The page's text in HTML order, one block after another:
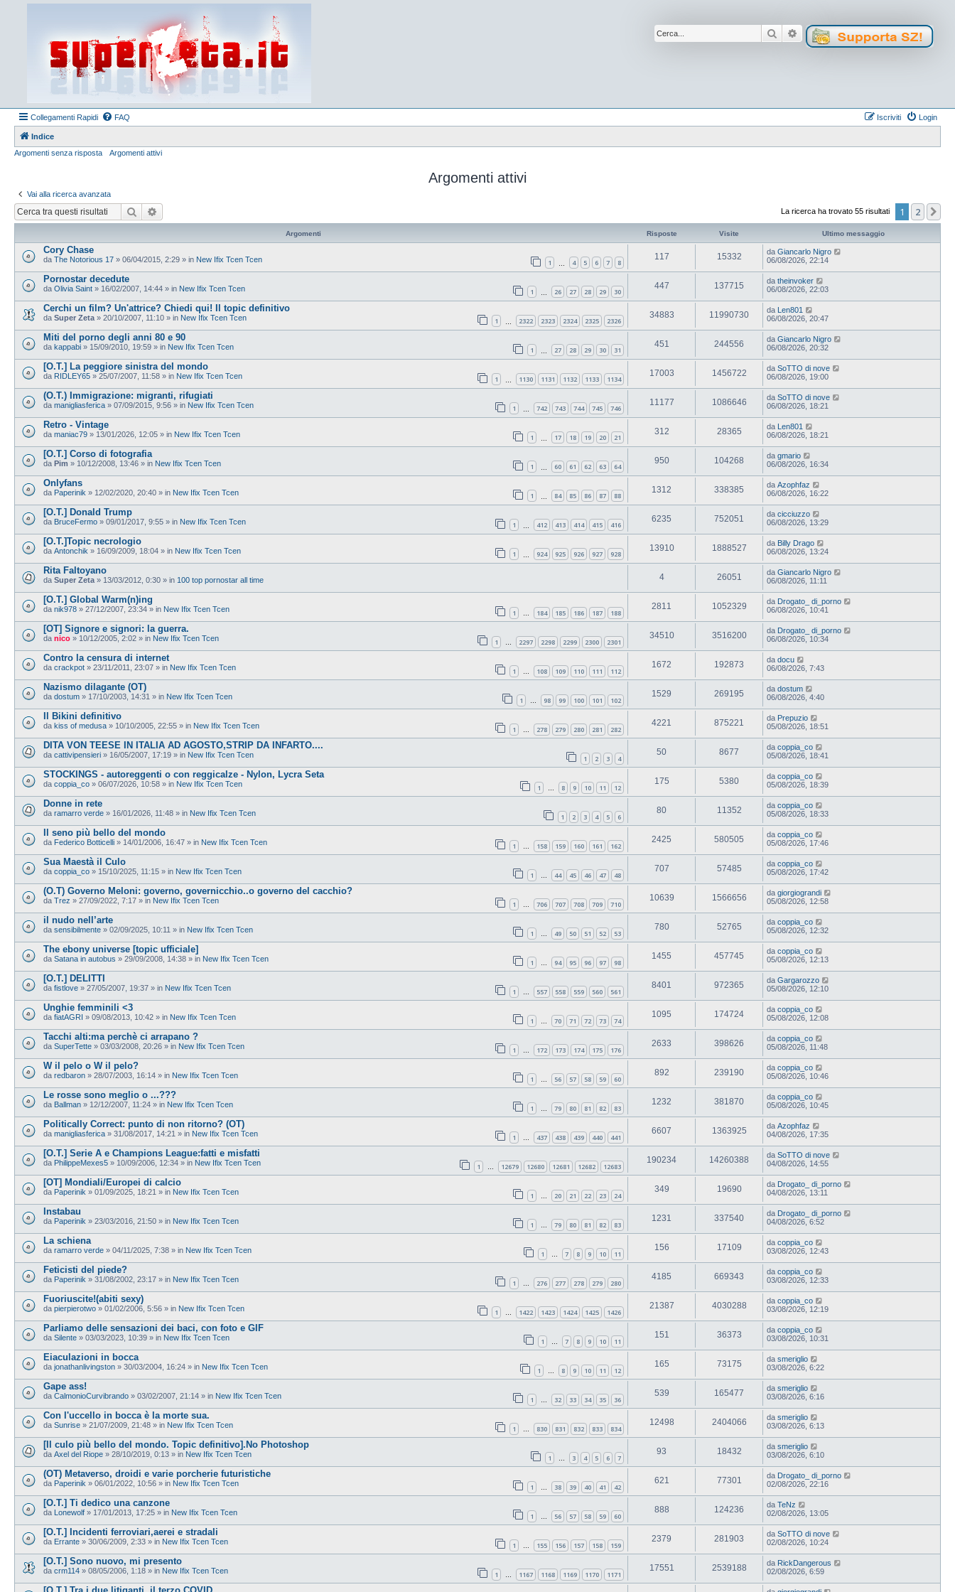
Cerca Ricerca avanzata
Collegamenti Rapidi FAQ Login
Iscriviti
Indice
Argomenti senza risposta
Argomenti attivi
Argomenti attivi
Vai alla ricerca avanzata
Cerca La ricerca ha trovato 55 risultati 1 2
Argomenti Risposte Visite Ultimo messaggio
Cory Chase
da The Notorious 17 » 06/04/2015, 2:29 » in New Ifix Tcen Tcen 1 4 5 6 7 8
117 15332 da Giancarlo Nigro
06/08/2026, 22:14
Pornostar decedute
da Olivia Saint » 16/02/2007, 14:44 » in New Ifix Tcen Tcen 1 26 27 28 29 30
447 137715 da theinvoker
06/08/2026, 22:03
Cerchi un film? Un'attrice? Chiedi qui! Il topic definitivo
da Super Zeta » 20/10/2007, 11:10 » in New Ifix Tcen Tcen 1 2322 2323 2324 2325 2326
34883 11990730 da Len801
06/08/2026, 20:47
Miti del porno degli anni 80 e 90
da kappabi » 15/09/2010, 19:59 » in New Ifix Tcen Tcen 1 27 28 29 30 31
451 244556 da Giancarlo Nigro
06/08/2026, 20:32
[O.T.] La peggiore sinistra del mondo
da RIDLEY65 » 25/07/2007, 11:58 » in New Ifix Tcen Tcen 1 1130 1131 1132 1133 1134
17003 1456722 da SoTTO di nove
06/08/2026, 19:00
(O.T.) Immigrazione: migranti, rifugiati
da manigliasferica » 07/09/2015, 9:56 » in New Ifix Tcen Tcen 1 742 743 744 745 746
11177 1086646 da SoTTO di nove
06/08/2026, 18:21
Retro - Vintage
da maniac79 » 13/01/2026, 12:05 » in New Ifix Tcen Tcen 1 17 18 19 20 21
312 28365 da Len801
06/08/2026, 18:21
[O.T.] Corso di fotografia
da Pim » 10/12/2008, 13:46 » in New Ifix Tcen Tcen 1 60 61 62 63 64
950 104268 da gmario
06/08/2026, 16:34
Onlyfans
da Paperinik » 12/02/2020, 20:40 » in New Ifix Tcen Tcen 1 84 85 86 87 88
1312 338385 da Azophfaz
06/08/2026, 16:22
[O.T.] Donald Trump
da BruceFermo » 09/01/2017, 9:55 » in New Ifix Tcen Tcen 1 412 413 414 415 416
6235 752051 da cicciuzzo
06/08/2026, 13:29
[O.T.]Topic necrologio
da Antonchik » 16/09/2009, 18:04 » in New Ifix Tcen Tcen 1 924 925 926 927 928
13910 1888527 da Billy Drago
06/08/2026, 13:24
Rita Faltoyano
da Super Zeta » 13/03/2012, 0:30 » in 100 top pornostar all time 4 26051 da Giancarlo Nigro
06/08/2026, 11:11
[O.T.] Global Warm(n)ing
da nik978 » 27/12/2007, 23:34 » in New Ifix Tcen Tcen 1 184 185 186 187 188
2811 1052329 da Drogato_ di_porno
06/08/2026, 10:41
[OT] Signore e signori: la guerra.
da nico » 10/12/2005, 2:02 » in New Ifix Tcen Tcen 1 2297 2298 2299 2300 2301
34510 3516200 da Drogato_ di_porno
06/08/2026, 10:34
Contro la censura di internet
da crackpot » 23/11/2011, 23:07 » in New Ifix Tcen Tcen 1 108 109 110 111 112
1672 192873 da docu
06/08/2026, 7:43
Nazismo dilagante (OT)
da dostum » 17/10/2003, 14:31 » in New Ifix Tcen Tcen 1 … 98 99 100 101 102
1529 269195 da dostum
06/08/2026, 4:40
Il Bikini definitivo
da kiss of medusa » 10/10/2005, 22:55 » in New Ifix Tcen Tcen 1 … 278 279 280 281 282
4221 875221 da Prepuzio
05/08/2026, 18:51
DITA VON TEESE IN ITALIA AD AGOSTO,STRIP DA INFARTO....
da cattivipensieri » 16/05/2007, 17:19 » in New Ifix Tcen Tcen 1 2 3 4
50 8677 da coppia_co
05/08/2026, 18:41
STOCKINGS - autoreggenti o con reggicalze - Nylon, Lycra Seta
da coppia_co » 06/07/2026, 10:58 » in New Ifix Tcen Tcen 1 … 8 9 10 11 12
175 5380 da coppia_co
05/08/2026, 18:39
Donne in rete
da ramarro verde » 16/01/2026, 11:48 » in New Ifix Tcen Tcen 1 2 3 4 5 6
80 11352 da coppia_co
05/08/2026, 18:33
Il seno più bello del mondo
da Federico Botticelli » 14/01/2006, 16:47 » in New Ifix Tcen Tcen 1 … 158 159 160 161 162
2425 580505 da coppia_co
05/08/2026, 17:46
Sua Maestà il Culo
da coppia_co » 15/10/2025, 11:15 » in New Ifix Tcen Tcen 1 … 44 45 46 47 48
707 57485 da coppia_co
05/08/2026, 17:42
(O.T) Governo Meloni: governo, governicchio..o governo del cacchio?
da Trez » 27/09/2022, 7:17 » in New Ifix Tcen Tcen 1 … 706 707 708 709 710
10639 1566656 da giorgiograndi
05/08/2026, 12:58
il nudo nell’arte
da sensibilmente » 02/09/2025, 10:11 » in New Ifix Tcen Tcen 1 … 49 50 51 52 53
780 52765 da coppia_co
05/08/2026, 12:32
The ebony universe [topic ufficiale]
da Satana in autobus » 29/09/2008, 14:38 » in New Ifix Tcen Tcen 1 … 94 95 96 97 98
1455 457745 da coppia_co
05/08/2026, 12:13
[O.T.] DELITTI
da fistlove » 27/05/2007, 19:37 » in New Ifix Tcen Tcen 1 … 557 558 559 560 561
8401 972365 da Gargarozzo
05/08/2026, 12:10
Unghie femminili <3
da fiatAGRI » 09/08/2013, 10:42 » in New Ifix Tcen Tcen 1 … 70 71 72 73 74
1095 174724 da coppia_co
05/08/2026, 12:08
Tacchi alti:ma perchè ci arrapano ?
da SuperTette » 03/03/2008, 20:26 » in New Ifix Tcen Tcen 1 … 172 173 174 175 176
2633 398626 da coppia_co
05/08/2026, 11:48
W il pelo o W il pelo?
da redbaron » 28/07/2003, 16:14 » in New Ifix Tcen Tcen 1 … 56 57 58 59 60
892 239190 da coppia_co
05/08/2026, 10:46
Le rosse sono meglio o ...???
da Ballman » 12/12/2007, 11:24 » in New Ifix Tcen Tcen 1 … 79 80 81 82 83
1232 381870 da coppia_co
05/08/2026, 10:45
Politically Correct: punto di non ritorno? (OT)
da manigliasferica » 31/08/2017, 14:21 » in New Ifix Tcen Tcen 1 … 437 438 439 440 441
6607 1363925 da Azophfaz
04/08/2026, 17:35
[O.T.] Serie A e Champions League:fatti e misfatti
da PhilippeMexes5 » 10/09/2006, 12:34 » in New Ifix Tcen Tcen 1 … 12679 12680 12681 12682 12683
190234 14260388 da SoTTO di nove
04/08/2026, 14:55
[OT] Mondiali/Europei di calcio
da Paperinik » 01/09/2025, 18:21 » in New Ifix Tcen Tcen 1 … 20 21 22 23 24
349 19690 da Drogato_ di_porno
04/08/2026, 13:11
Instabau
da Paperinik » 23/03/2016, 21:50 » in New Ifix Tcen Tcen 1 … 79 80 81 82 83
1231 337540 da Drogato_ di_porno
04/08/2026, 6:52
La schiena
da ramarro verde » 04/11/2025, 7:38 » in New Ifix Tcen Tcen 1 … 7 8 9 10 11
156 17109 da coppia_co
03/08/2026, 12:43
Feticisti del piede?
da Paperinik » 31/08/2002, 23:17 » in New Ifix Tcen Tcen 1 … 276 277 278 279 280
4185 669343 da coppia_co
03/08/2026, 12:33
Fuoriuscite!(abiti sexy)
da pierpierotwo » 01/02/2006, 5:56 » in New Ifix Tcen Tcen 1 … 1422 1423 1424 1425 1426
21387 4030288 da coppia_co
03/08/2026, 12:19
Parliamo delle sensazioni dei baci, con foto e GIF
da Silente » 03/03/2023, 10:39 » in New Ifix Tcen Tcen 1 … 7 8 9 10 11
151 36373 da coppia_co
03/08/2026, 10:31
Eiaculazioni in bocca
da jonathanlivingston » 30/03/2004, 16:24 » in New Ifix Tcen Tcen 1 … 8 9 10 11 12
165 73175 da smeriglio
03/08/2026, 6:22
Gape ass!
da CalmonioCurvibrando » 03/02/2007, 21:14 » in New Ifix Tcen Tcen 1 … 32 33 34 35 36
539 165477 da smeriglio
03/08/2026, 6:16
Con l'uccello in bocca è la morte sua.
da Sunrise » 21/07/2009, 21:48 » in New Ifix Tcen Tcen 1 … 830 831 832 833 834
12498 2404066 da smeriglio
03/08/2026, 6:13
[Il culo più bello del mondo. Topic definitivo].No Photoshop
da Axel del Riope » 28/10/2019, 0:13 » in New Ifix Tcen Tcen 1 … 3 4 5 6 7
93 18432 da smeriglio
03/08/2026, 6:10
(OT) Metaverso, droidi e varie porcherie futuristiche
da Paperinik » 06/01/2022, 10:56 » in New Ifix Tcen Tcen 1 … 38 39 40 41 42
621 77301 da Drogato_ di_porno
02/08/2026, 22:16
[O.T.] Ti dedico una canzone
da Lonewolf » 17/01/2013, 17:25 » in New Ifix Tcen Tcen 1 … 56 57 58 59 60
888 124236 da TeNz
02/08/2026, 13:05
[O.T.] Incidenti ferroviari,aerei e stradali
da Errante » 30/06/2009, 2:33 » in New Ifix Tcen Tcen 1 … 155 156 157 158 159
2379 281903 da SoTTO di nove
02/08/2026, 10:24
[O.T.] Sono nuovo, mi presento
da crm114 » 08/05/2006, 1:18 » in New Ifix Tcen Tcen 1 … 1167 1168 1169 1170 1171
17551 2539188 da RickDangerous
02/08/2026, 6:59